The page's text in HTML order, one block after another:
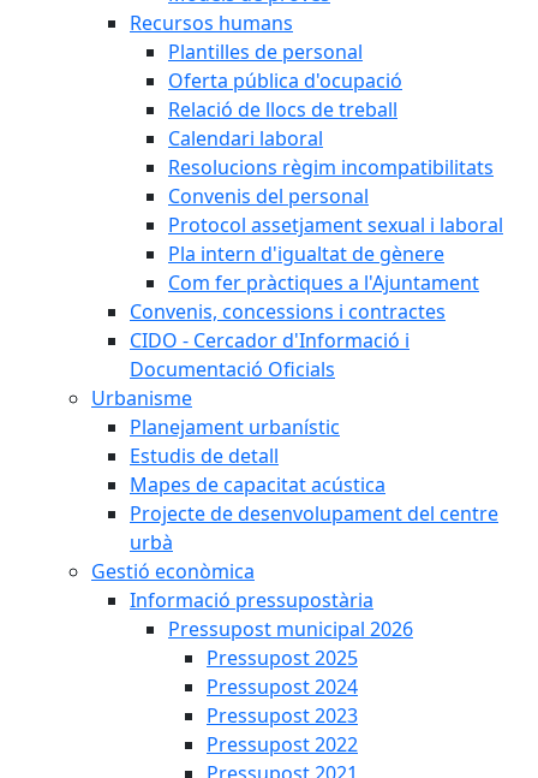
Recursos humans
Plantilles de personal
Oferta pública d'ocupació
Relació de llocs de treball
Calendari laboral
Resolucions règim incompatibilitats
Convenis del personal
Protocol assetjament sexual i laboral
Pla intern d'igualtat de gènere
Com fer pràctiques a l'Ajuntament
Convenis, concessions i contractes
CIDO - Cercador d'Informació i
Documentació Oficials
Urbanisme
Planejament urbanístic
Estudis de detall
Mapes de capacitat acústica
Projecte de desenvolupament del centre
urbà
Gestió econòmica
Informació pressupostària
Pressupost municipal 2026
Pressupost 2025
Pressupost 2024
Pressupost 2023
Pressupost 2022